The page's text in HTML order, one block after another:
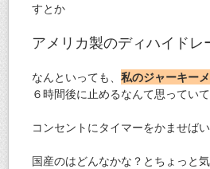
すとか
アメリカ製のディハイドレ
なんといっても、 私のジャーキー
６時間後に止めるなんて思ってい
コンセントにタイマーをかませば
国産のはどんなかな？とちょっと気